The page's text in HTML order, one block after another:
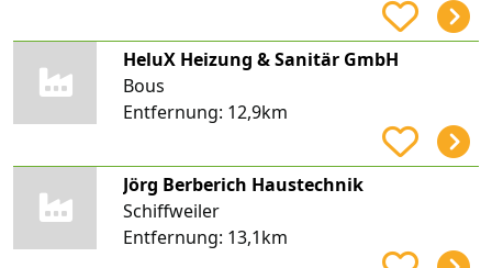
HeluX Heizung & Sanitär GmbH
Bous
Entfernung: 12,9km
Jörg Berberich Haustechnik
Schiffweiler
Entfernung: 13,1km